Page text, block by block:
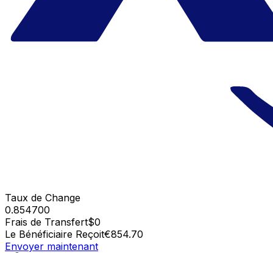
Taux de Change
0.854700
Frais de Transfert$0
Le Bénéficiaire Reçoit€854.70
Envoyer maintenant